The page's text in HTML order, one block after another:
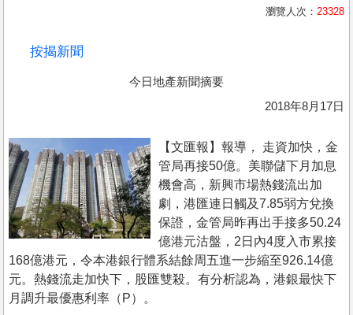
置
業
手
冊
關
於
我
瀏覽人次： 23328
按揭新聞
今日地產新聞摘要
2018年8月17日
【文匯報】報導， 走資加快，金
管局再接50億。美聯儲下月加息
機會高，新興市場熱錢流出加
劇，港匯連日觸及7.85弱方兌換
保證，金管局昨再出手接多50.24
億港元沽盤，2日內4度入市累接
168億港元，令本港銀行體系結餘周五進一步縮至926.14億
元。熱錢流走加快下，股匯雙殺。有分析認為，港銀最快下
月調升最優惠利率（P）。